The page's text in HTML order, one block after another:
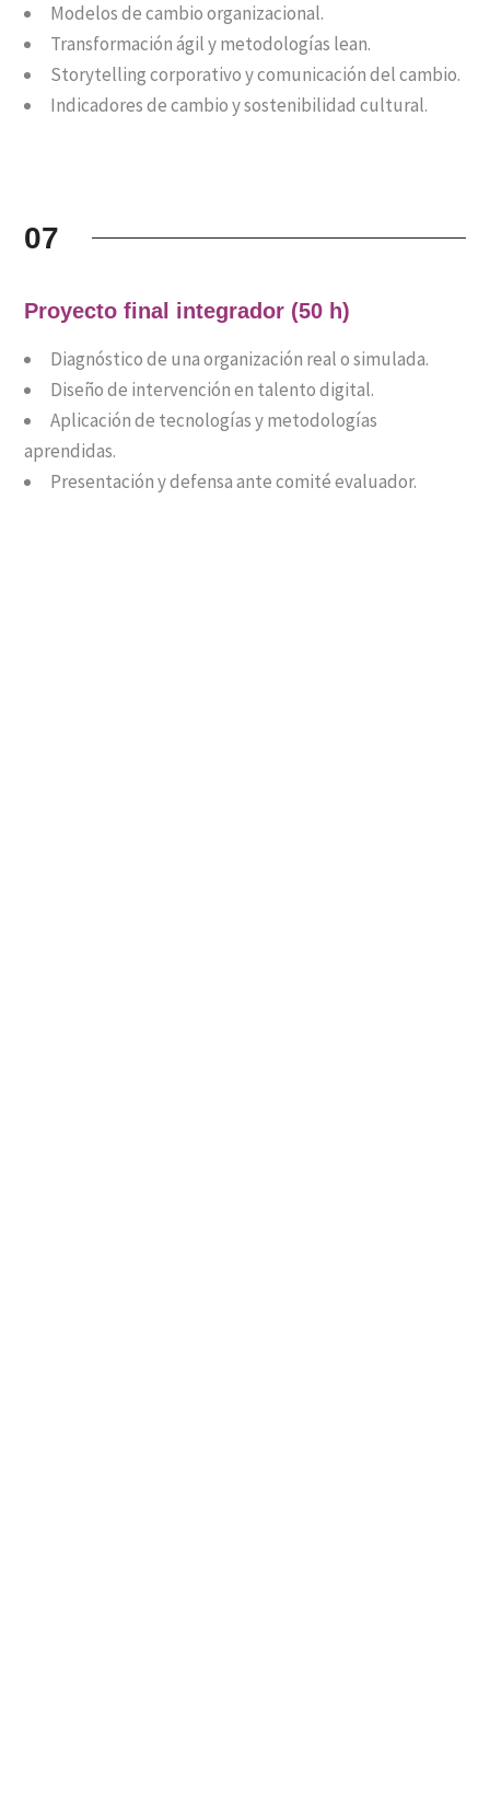
Modelos de cambio organizacional.
Transformación ágil y metodologías lean.
Storytelling corporativo y comunicación del cambio.
Indicadores de cambio y sostenibilidad cultural.
07
Proyecto final integrador (50 h)
Diagnóstico de una organización real o simulada.
Diseño de intervención en talento digital.
Aplicación de tecnologías y metodologías
aprendidas.
Presentación y defensa ante comité evaluador.